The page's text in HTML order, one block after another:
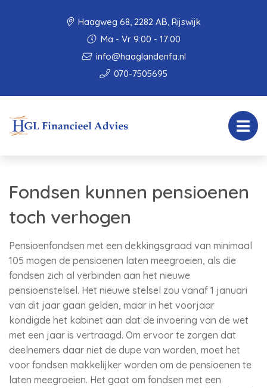
Haagweg 68, 2282 AB, Rijswijk
Ma - Vr 9:00 - 17:00
info@haaglandenfa.nl
070-7505695
Fondsen kunnen pensioenen
toch verhogen
Pensioenfondsen met een dekkingsgraad van minimaal
105 mogen de pensioenen laten meegroeien, als die
fondsen zich al verbinden aan het nieuwe
pensioenstelsel. Het nieuwe stelsel zou vanaf 1 januari
van dit jaar gaan gelden, maar in het voorjaar
kondigde het kabinet aan dat de invoering van de wet
met een jaar is vertraagd. Om ervoor te zorgen dat
deelnemers daar niet de dupe van worden, moet het
voor fondsen makkelijker worden om de pensioenen te
laten meegroeien. Het gaat om fondsen met een